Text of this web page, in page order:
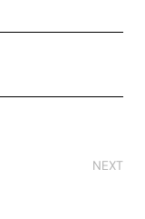
주는
나보세요.
NEXT